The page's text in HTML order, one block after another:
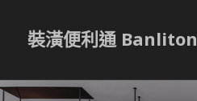
裝潢便利通 Banliton